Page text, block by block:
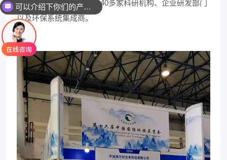
涵盖中科院、浙能集团等40多家科研机构、企业研发部门
以及环保系统集成商。
你们是怎么收费的呢